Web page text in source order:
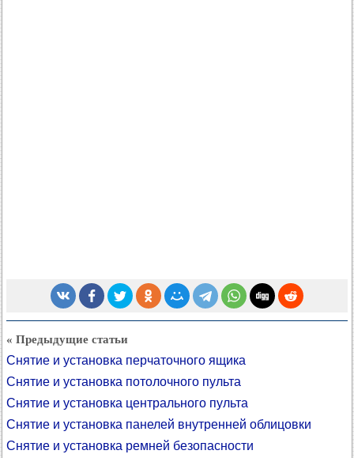
« Предыдущие статьи
Снятие и установка перчаточного ящика
Снятие и установка потолочного пульта
Снятие и установка центрального пульта
Снятие и установка панелей внутренней облицовки
Снятие и установка ремней безопасности